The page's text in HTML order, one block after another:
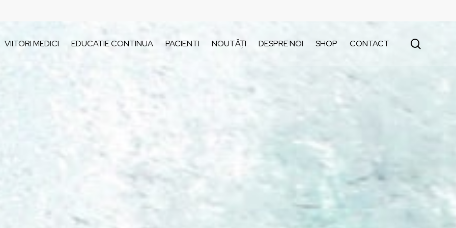
VIITORI MEDICI EDUCATIE CONTINUA PACIENTI NOUTĂȚI DESPRE NOI SHOP CONTACT